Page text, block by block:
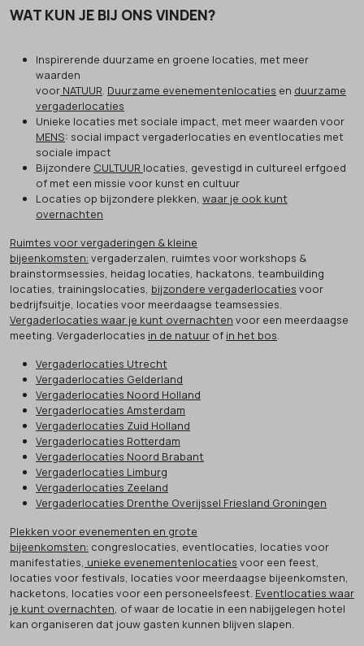
WAT KUN JE BIJ ONS VINDEN?
Inspirerende duurzame en groene locaties, met meer
waarden
voor NATUUR. Duurzame evenementenlocaties en duurzame
vergaderlocaties
Unieke locaties met sociale impact, met meer waarden voor
MENS: social impact vergaderlocaties en eventlocaties met
sociale impact
Bijzondere CULTUUR locaties, gevestigd in cultureel erfgoed
of met een missie voor kunst en cultuur
Locaties op bijzondere plekken, waar je ook kunt
overnachten
Ruimtes voor vergaderingen & kleine
bijeenkomsten: vergaderzalen, ruimtes voor workshops &
brainstormsessies, heidag locaties, hackatons, teambuilding
locaties, trainingslocaties, bijzondere vergaderlocaties voor
bedrijfsuitje, locaties voor meerdaagse teamsessies.
Vergaderlocaties waar je kunt overnachten voor een meerdaagse
meeting. Vergaderlocaties in de natuur of in het bos.
Vergaderlocaties Utrecht
Vergaderlocaties Gelderland
Vergaderlocaties Noord Holland
Vergaderlocaties Amsterdam
Vergaderlocaties Zuid Holland
Vergaderlocaties Rotterdam
Vergaderlocaties Noord Brabant
Vergaderlocaties Limburg
Vergaderlocaties Zeeland
Vergaderlocaties Drenthe Overijssel Friesland Groningen
Plekken voor evenementen en grote
bijeenkomsten: congreslocaties, eventlocaties, locaties voor
manifestaties, unieke evenementenlocaties voor een feest,
locaties voor festivals, locaties voor meerdaagse bijeenkomsten,
hacketons, locaties voor een personeelsfeest. Eventlocaties waar
je kunt overnachten, of waar de locatie in een nabijgelegen hotel
kan organiseren dat jouw gasten kunnen blijven slapen.